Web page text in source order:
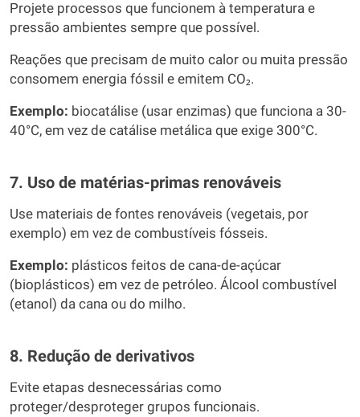
Projete processos que funcionem à temperatura e
pressão ambientes sempre que possível.
Reações que precisam de muito calor ou muita pressão
consomem energia fóssil e emitem CO₂.
Exemplo: biocatálise (usar enzimas) que funciona a 30-
40°C, em vez de catálise metálica que exige 300°C.
7. Uso de matérias-primas renováveis
Use materiais de fontes renováveis (vegetais, por
exemplo) em vez de combustíveis fósseis.
Exemplo: plásticos feitos de cana-de-açúcar
(bioplásticos) em vez de petróleo. Álcool combustível
(etanol) da cana ou do milho.
8. Redução de derivativos
Evite etapas desnecessárias como
proteger/desproteger grupos funcionais.